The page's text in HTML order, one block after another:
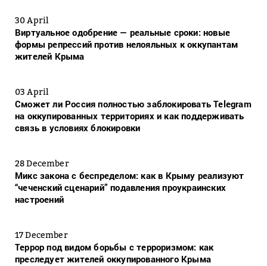
30 April
Виртуальное одобрение — реальные сроки: новые
формы репрессий против нелояльных к оккупантам
жителей Крыма
03 April
Сможет ли Россия полностью заблокировать Telegram
на оккупированных территориях и как поддерживать
связь в условиях блокировки
28 December
Микс закона с беспределом: как в Крыму реализуют
“чеченский сценарий” подавления проукраинских
настроений
17 December
Террор под видом борьбы с терроризмом: как
преследует жителей оккупированного Крыма